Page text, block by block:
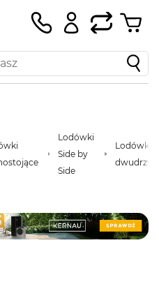
Lodówki
Side by
Side
Lodówki